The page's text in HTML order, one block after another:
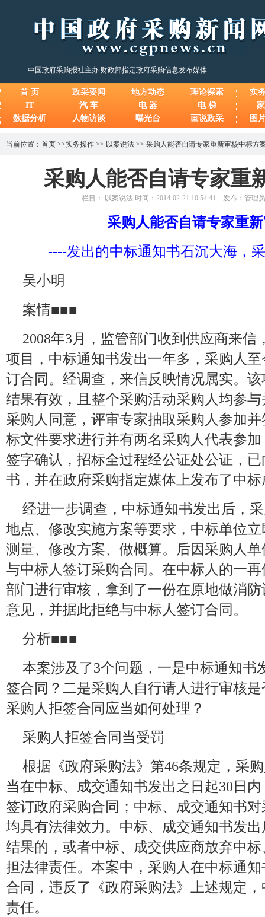
中国政府采购报社主办 财政部指定政府采购信息发布媒体
首 页 政采要闻 地方动态 理论探索
实
IT
汽 车 电 器 电 梯
数据分析
人物访谈 曝光台 画说政采 图
当前位置： 首页 >>实务操作 >> 以案说法 >> 采购人能否自请专家重新审核中标方
采购人能否自请专家重
栏目： 以案说法 时间：2014-02-21 10:54:41 发布：管理
采购人能否自请专家重
----发出的中标通知书石沉大海，
吴小明
案情■■■
2008年3月，监管部门收到供应商来
项目，中标通知书发出一年多，采购人
订合同。经调查，来信反映情况属实。
结果有效，且整个采购活动采购人均参
采购人同意，评审专家抽取采购人参加
标文件要求进行并有两名采购人代表参
签字确认，招标全过程经公证处公证，
书，并在政府采购指定媒体上发布了中
经进一步调查，中标通知书发出后，
地点、修改实施方案等要求，中标单位
测量、修改方案、做概算。后因采购人
与中标人签订采购合同。在中标人的一
部门进行审核，拿到了一份在原地做消
意见，并据此拒绝与中标人签订合同。
分析■■■
本案涉及了3个问题，一是中标通知书
签合同？二是采购人自行请人进行审核
采购人拒签合同应当如何处理？
采购人拒签合同当受罚
根据《政府采购法》第46条规定，采
当在中标、成交通知书发出之日起30日
签订政府采购合同；中标、成交通知书
均具有法律效力。中标、成交通知书发
结果的，或者中标、成交供应商放弃中
担法律责任。本案中，采购人在中标通
合同，违反了《政府采购法》上述规定
责任。